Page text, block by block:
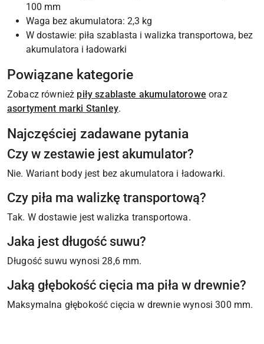
100 mm
Waga bez akumulatora: 2,3 kg
W dostawie: piła szablasta i walizka transportowa, bez
akumulatora i ładowarki
Powiązane kategorie
Zobacz również piły szablaste akumulatorowe oraz
asortyment marki Stanley.
Najczęściej zadawane pytania
Czy w zestawie jest akumulator?
Nie. Wariant body jest bez akumulatora i ładowarki.
Czy piła ma walizkę transportową?
Tak. W dostawie jest walizka transportowa.
Jaka jest długość suwu?
Długość suwu wynosi 28,6 mm.
Jaką głębokość cięcia ma piła w drewnie?
Maksymalna głębokość cięcia w drewnie wynosi 300 mm.